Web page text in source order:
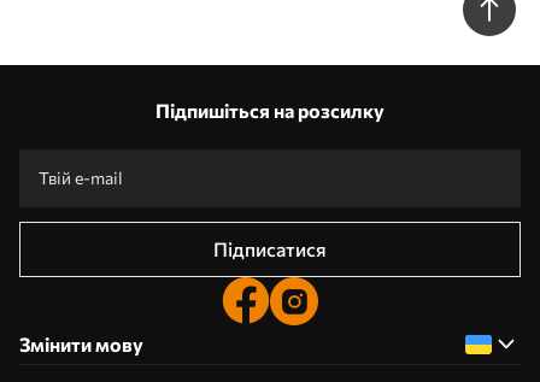
Підпишіться на розсилку
Підписатися
Змінити мову